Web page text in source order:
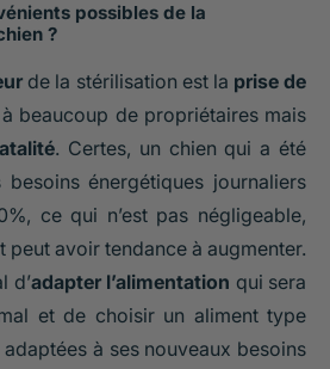
possibles de la
?
de la stérilisation est la prise de
beaucoup de propriétaires mais
. Certes, un chien qui a été
énergétiques journaliers
ce qui n’est pas négligeable,
peut avoir tendance à augmenter.
d’adapter l’alimentation qui sera
et de choisir un aliment type
à ses nouveaux besoins